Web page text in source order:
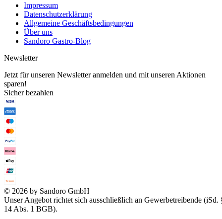
Impressum
Datenschutzerklärung
Allgemeine Geschäftsbedingungen
Über uns
Sandoro Gastro-Blog
Newsletter
Jetzt für unseren Newsletter anmelden und mit unseren Aktionen
sparen!
Sicher bezahlen
© 2026 by Sandoro GmbH
Unser Angebot richtet sich ausschließlich an Gewerbetreibende (iSd.
14 Abs. 1 BGB).